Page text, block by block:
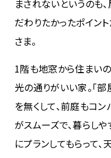
まされないというのも
だわりたかったポイン
さま。
1階も地窓から住まい
光の通りがいい家。「
を無くして、前庭もコ
がスムーズで、暮らし
にプランしてもらって